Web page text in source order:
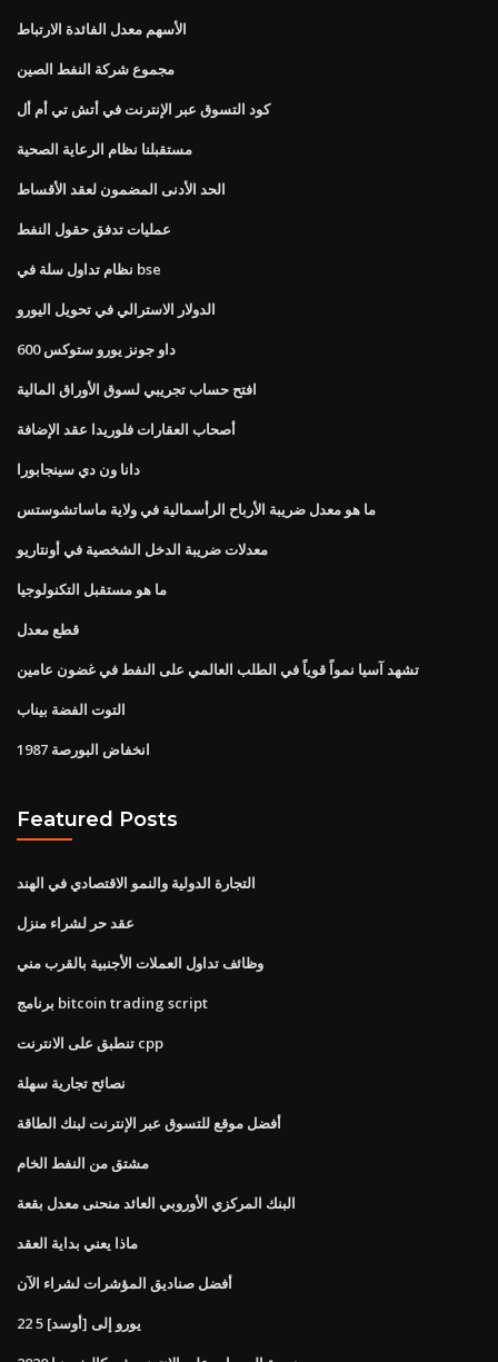
الأسهم معدل الفائدة الارتباط
مجموع شركة النفط الصين
كود التسوق عبر الإنترنت في أتش تي أم أل
مستقبلنا نظام الرعاية الصحية
الحد الأدنى المضمون لعقد الأقساط
عمليات تدفق حقول النفط
نظام تداول سلة في bse
الدولار الاسترالي في تحويل اليورو
داو جونز يورو ستوكس 600
افتح حساب تجريبي لسوق الأوراق المالية
أصحاب العقارات فلوريدا عقد الإضافة
دانا ون دي سينجابورا
ما هو معدل ضريبة الأرباح الرأسمالية في ولاية ماساتشوستس
معدلات ضريبة الدخل الشخصية في أونتاريو
ما هو مستقبل التكنولوجيا
قطع معدل
تشهد آسيا نمواً قوياً في الطلب العالمي على النفط في غضون عامين
التوت الفضة بيناب
انخفاض البورصة 1987
Featured Posts
التجارة الدولية والنمو الاقتصادي في الهند
عقد حر لشراء منزل
وظائف تداول العملات الأجنبية بالقرب مني
برنامج bitcoin trading script
تنطبق على الانترنت cpp
نصائح تجارية سهلة
أفضل موقع للتسوق عبر الإنترنت لبنك الطاقة
مشتق من النفط الخام
البنك المركزي الأوروبي العائد منحنى معدل بقعة
ماذا يعني بداية العقد
أفضل صناديق المؤشرات لشراء الآن
22 5 يورو إلى [أوسد]